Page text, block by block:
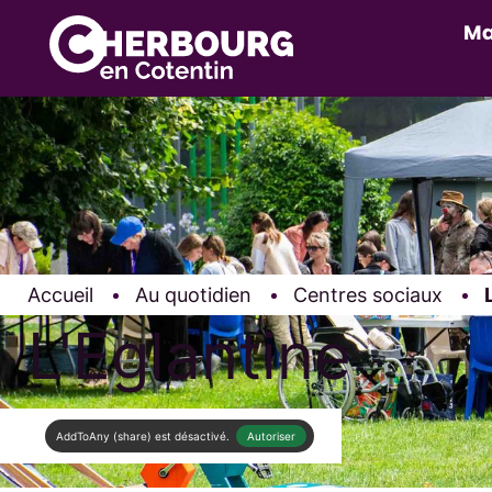
Accueil Au quotidien Centres sociaux
L'Eglantine
AddToAny (share) est désactivé. Autoriser